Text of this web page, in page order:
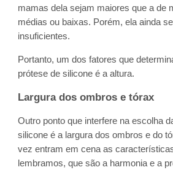
mamas dela sejam maiores que a de
médias ou baixas. Porém, ela ainda
insuficientes.
Portanto, um dos fatores que
prótese de silicone é a altura.
Largura dos ombros e tórax
Outro ponto que interfere na escolha
silicone é a largura dos ombros e do
vez entram em cena as
lembramos, que são a harmonia e a